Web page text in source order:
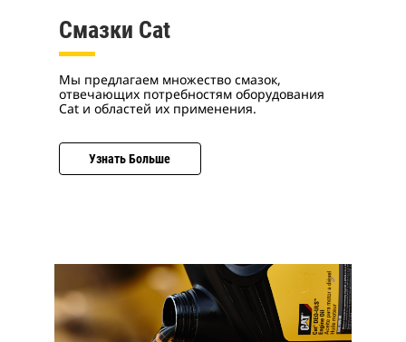
Смазки Cat
Мы предлагаем множество смазок,
отвечающих потребностям оборудования
Cat и областей их применения.
Узнать Больше